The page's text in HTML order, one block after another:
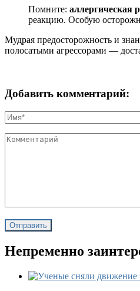
Помните: аллергическая
реакцию. Особую
Мудрая предосторожность и
полосатыми агрессорами —
Добавить комментарий:
Непременно